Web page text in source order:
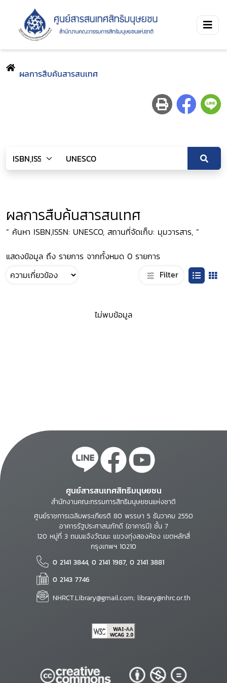
ผลการสืบค้นสารสนเทศ
ผลการสืบค้นสารสนเทศ
“ ค้นหา ISBN,ISSN: UNESCO, สถานที่จัดเก็บ: มุมวารสาร, ”
แสดงข้อมูล ถึง รายการ จากทั้งหมด 0 รายการ
Filter
ไม่พบข้อมูล
ศูนย์สารสนเทศสิทธิมนุษยชน
สำนักงานคณะกรรมการสิทธิมนุษยชนแห่งชาติ
ศูนย์ราชการเฉลิมพระเกียรติ 80 พรรษา 5 ธันวาคม 2550
อาคารรัฐประศาสนภักดี (อาคารบี) ชั้น 7
120 หมู่ที่ 3 ถนนแจ้งวัฒนะ แขวงทุ่งสองห้อง เขตหลักสี่
กรุงเทพฯ 10210
0 2141 3844, 0 2141 1987, 0 2141 3881
0 2143 7746
NHRCT.Library@gmail.com; library@nhrc.or.th